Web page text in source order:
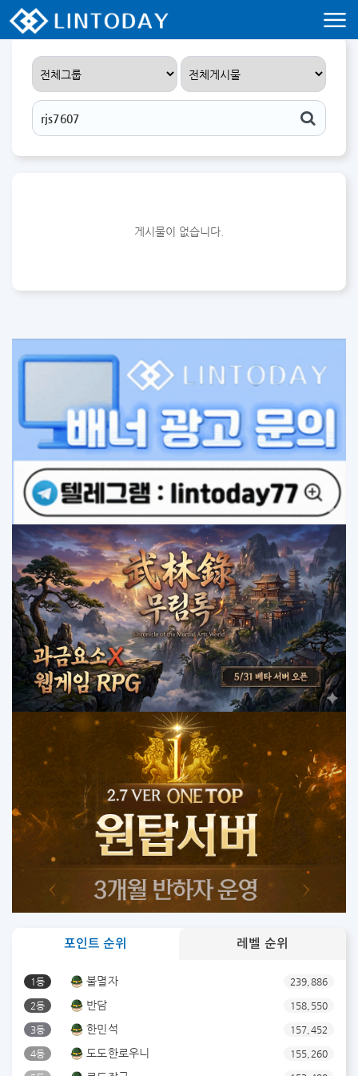
리니지 프리서버 홍보 및 프리서버 홍보 커뮤니티 사이트 린투데이 입니다.
게시물이 없습니다.
포인트 순위 레벨 순위
1등 불멸자 239,886
2등 반담 158,550
3등 한민석 157,452
4등 도도한로우니 155,260